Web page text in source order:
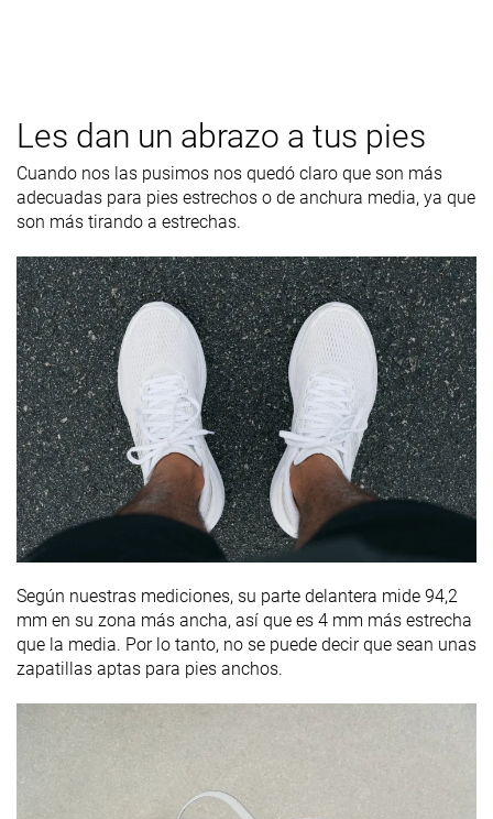
Les dan un abrazo a tus pies
Cuando nos las pusimos nos quedó claro que son más
adecuadas para pies estrechos o de anchura media, ya que
son más tirando a estrechas.
Según nuestras mediciones, su parte delantera mide 94,2
mm en su zona más ancha, así que es 4 mm más estrecha
que la media. Por lo tanto, no se puede decir que sean unas
zapatillas aptas para pies anchos.